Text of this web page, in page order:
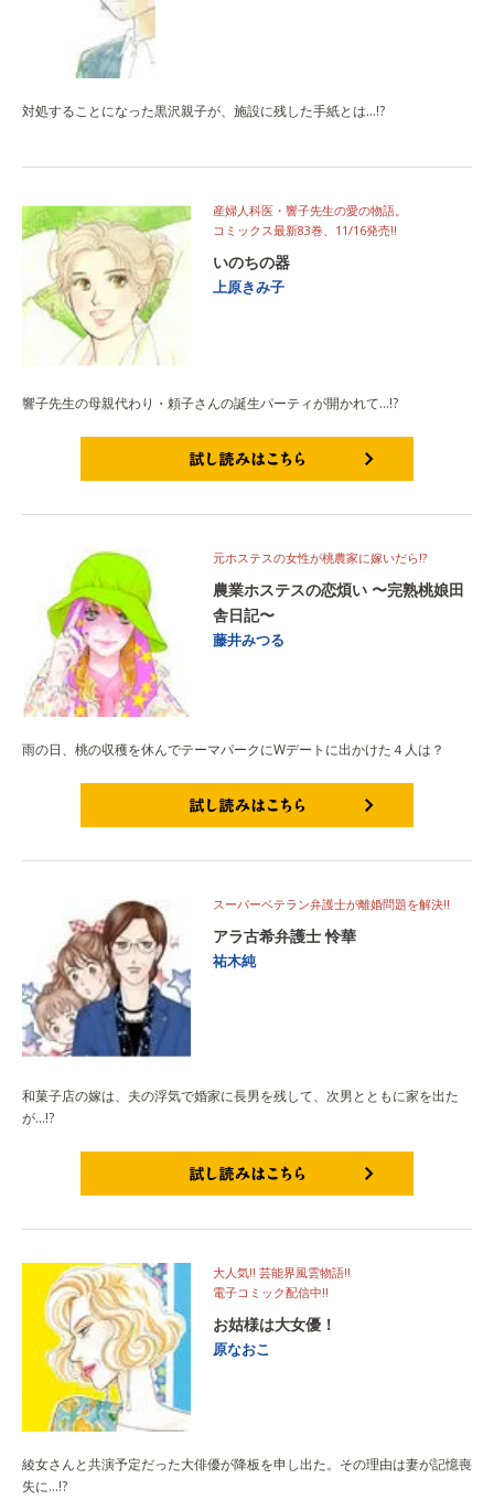
対処することになった黒沢親子が、施設に残した手紙とは…!?
産婦人科医・響子先生の愛の物語。
コミックス最新83巻、11/16発売!!
いのちの器
上原きみ子
響子先生の母親代わり・頼子さんの誕生パーティが開かれて…!?
元ホステスの女性が桃農家に嫁いだら!?
農業ホステスの恋煩い 〜完熟桃娘田
舎日記〜
藤井みつる
雨の日、桃の収穫を休んでテーマパークにWデートに出かけた４人は？
スーパーベテラン弁護士が離婚問題を解決!!
アラ古希弁護士 怜華
祐木純
和菓子店の嫁は、夫の浮気で婚家に長男を残して、次男とともに家を出た
が…!?
大人気!! 芸能界風雲物語!!
電子コミック配信中!!
お姑様は大女優！
原なおこ
綾女さんと共演予定だった大俳優が降板を申し出た。その理由は妻が記憶喪
失に…!?